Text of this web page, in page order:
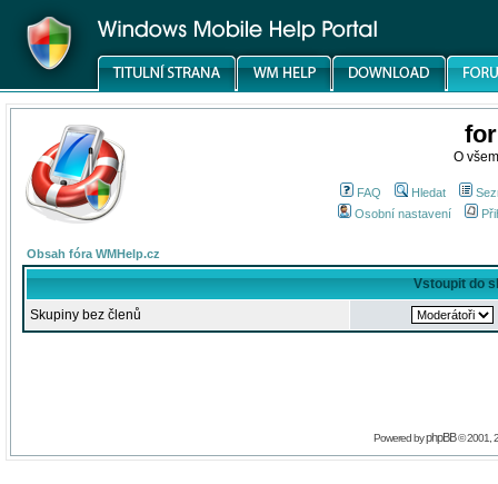
O
FAQ Hledat
Osobní nastavení
Obsah fóra WMHelp.cz
Vstoupit do
Skupiny bez členů
Powered byphpBB© 2001,